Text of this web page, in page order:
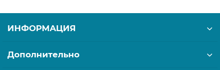
ИНФОРМАЦИЯ
Дополнительно